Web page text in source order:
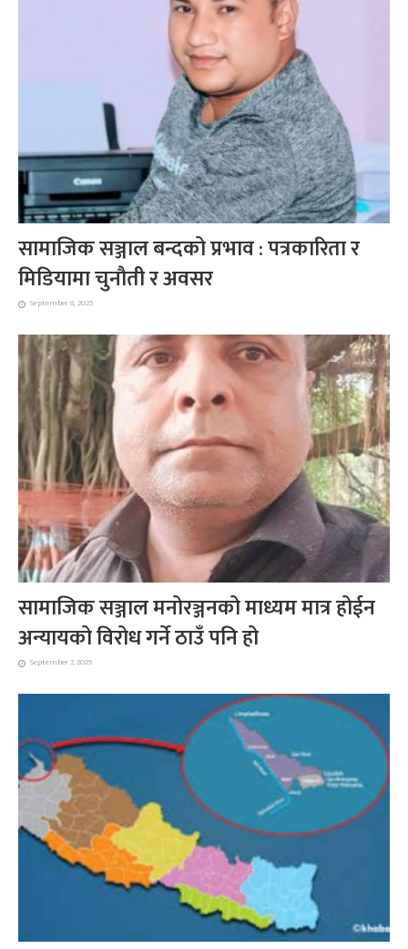
सामाजिक सञ्जाल बन्दको प्रभाव : पत्रकारिता र
मिडियामा चुनौती र अवसर
September 8, 2025
सामाजिक सञ्जाल मनोरञ्जनको माध्यम मात्र होईन
अन्यायको विरोध गर्ने ठाउँ पनि हो
September 7, 2025